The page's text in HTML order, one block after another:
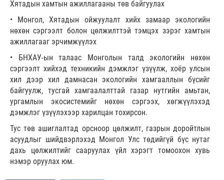
Хятадын хамтын ажиллагааны төв байгуулах
• Монгол, Хятадын ойжуулалт хийх замаар экологийн
нөхөн сэргээлт болон цөлжилттэй тэмцэх зэрэг хамтын
ажиллагааг эрчимжүүлэх
• БНХАУ-ын талаас Монголын талд экологийн нөхөн
сэргээлт хийхэд техникийн дэмжлэг үзүүлж, хоёр улсын
хил дээр хил дамнасан экологийн хамгааллын бүсийг
байгуулж, тусгай хамгаалалттай газар нутгийн амьтан,
ургамлын экосистемийг нөхөн сэргээх, хөгжүүлэхэд
дэмжлэг үзүүлэхээр харилцан тохирсон.
Тус төв ашиглалтад орсноор цөлжилт, газрын доройтлын
асуудлыг шийдвэрлэхэд Монгол Улс төдийгүй бүс нутаг
дахь цөлжилтийг сааруулах үйл хэрэгт томоохон хувь
нэмэр оруулах юм.